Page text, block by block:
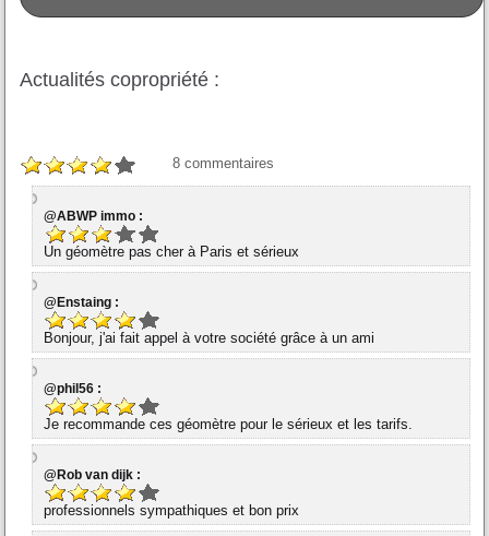
Actualités copropriété :
8 commentaires
@ABWP immo :
Un géomètre pas cher à Paris et sérieux
@Enstaing :
Bonjour, j'ai fait appel à votre société grâce à un ami
@phil56 :
Je recommande ces géomètre pour le sérieux et les tarifs.
@Rob van dijk :
professionnels sympathiques et bon prix